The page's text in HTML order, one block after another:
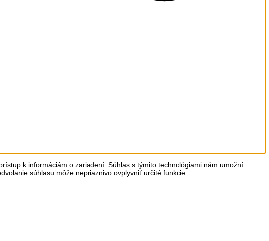
k informáciám o zariadení. Súhlas s týmito technológiami nám umožní
súhlasu môže nepriaznivo ovplyvniť určité funkcie.